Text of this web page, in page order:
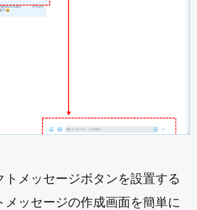
トメッセージボタンを設置する
メッセージの作成画面を簡単に